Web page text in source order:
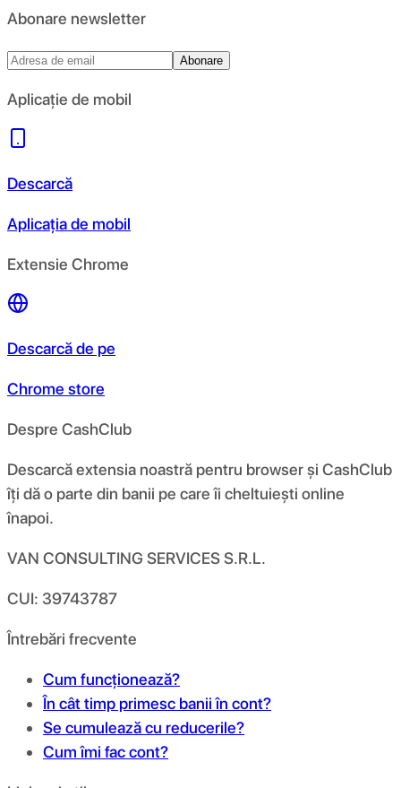
Abonare newsletter
Abonare
Aplicație de mobil
Descarcă
Aplicația de mobil
Extensie Chrome
Descarcă de pe
Chrome store
Despre CashClub
Descarcă extensia noastră pentru browser și CashClub
îți dă o parte din banii pe care îi cheltuiești online
înapoi.
VAN CONSULTING SERVICES S.R.L.
CUI: 39743787
Întrebări frecvente
Cum funcționează?
În cât timp primesc banii în cont?
Se cumulează cu reducerile?
Cum îmi fac cont?